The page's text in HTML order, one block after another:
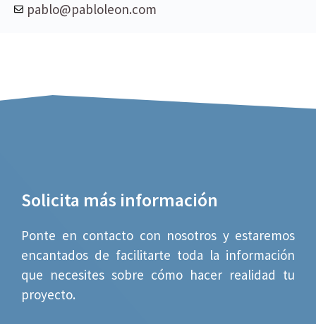
pablo@pabloleon.com
Solicita más información
Ponte en contacto con nosotros y estaremos
encantados de facilitarte toda la información
que necesites sobre cómo hacer realidad tu
proyecto.